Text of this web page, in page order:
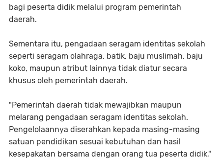
bagi peserta didik melalui program pemerintah
daerah.
Sementara itu, pengadaan seragam identitas sekolah
seperti seragam olahraga, batik, baju muslimah, baju
koko, maupun atribut lainnya tidak diatur secara
khusus oleh pemerintah daerah.
"Pemerintah daerah tidak mewajibkan maupun
melarang pengadaan seragam identitas sekolah.
Pengelolaannya diserahkan kepada masing-masing
satuan pendidikan sesuai kebutuhan dan hasil
kesepakatan bersama dengan orang tua peserta didik,"